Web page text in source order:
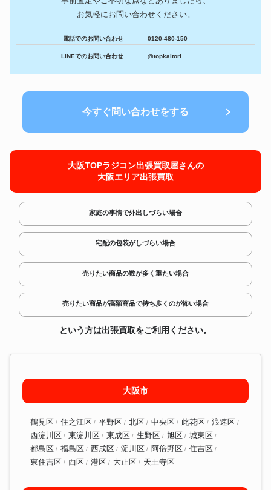
お気軽にお問い合わせください。
電話でのお問い合わせ 0120-480-150
LINEでのお問い合わせ @topkaitori
今すぐ問い合わせをする
大阪TOPラジコン出張買取屋さんの
大阪エリア出張買取
家庭の事情で外出しづらい場合
宅配の包装がしづらい場合
売りたい商品の数が多く重たい場合
売りたい商品が高額商品で持ち歩くのが怖い場合
という方は出張買取をご利用ください。
大阪市
鶴見区 住之江区 平野区 北区 中央区 此花区
浪速区
西淀川区
東淀川区 東成区 生野区 旭区
城東区
都島区
福島区 西成区 淀川区 阿倍野区
住吉区
東住吉区
西区 港区 大正区 天王寺区